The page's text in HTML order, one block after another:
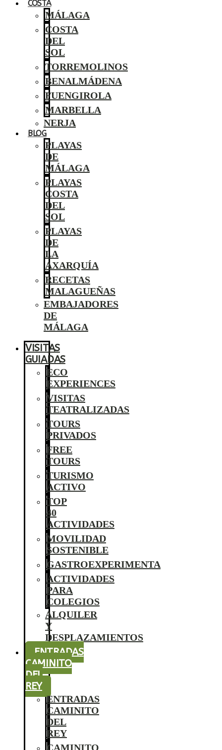
COSTA
MÁLAGA
COSTA
DEL
SOL
TORREMOLINOS
BENALMÁDENA
FUENGIROLA
MARBELLA
NERJA
BLOG
PLAYAS
DE
MÁLAGA
PLAYAS
COSTA
DEL
SOL
PLAYAS
DE
LA
AXARQUÍA
RECETAS
MALAGUEÑAS
EMBAJADORES
DE
MÁLAGA
VISITAS
GUIADAS
ECO
EXPERIENCES
VISITAS
TEATRALIZADAS
TOURS
PRIVADOS
FREE
TOURS
TURISMO
ACTIVO
TOP
40
ACTIVIDADES
MOVILIDAD
SOSTENIBLE
GASTROEXPERIMENTA
ACTIVIDADES
PARA
COLEGIOS
ALQUILER
Y
DESPLAZAMIENTOS
ENTRADAS
CAMINITO
DEL
REY
ENTRADAS
CAMINITO
DEL
REY
CAMINITO